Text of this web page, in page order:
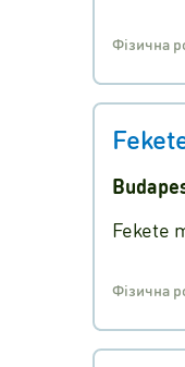
Фізична
Fekete
Фізична